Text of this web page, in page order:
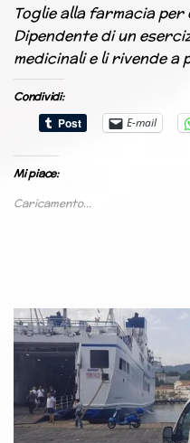
Toglie alla farmacia per
Dipendente di un
medicinali e li rivende a
Condividi:
E-mail
Mi piace:
Caricamento...